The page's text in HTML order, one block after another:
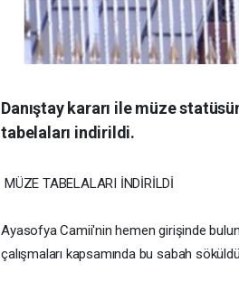
Danıştay kararı ile müze
tabelaları indirildi.
MÜZE TABELALARI İNDİRİLDİ
Ayasofya Camii'nin hemen girişinde
çalışmaları kapsamında bu sabah söküldü.